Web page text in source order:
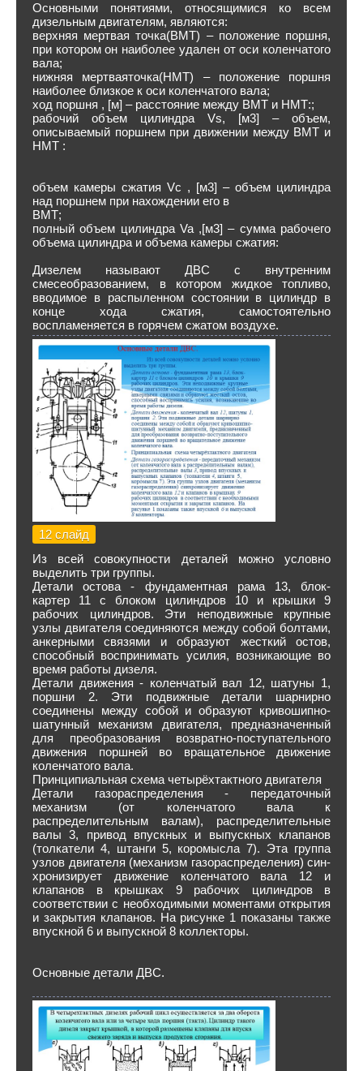
Основными понятиями, относящимися ко всем
дизельным двигателям, являются:
верхняя мертвая точка(ВМТ) – положение поршня,
при котором он наиболее удален от оси коленчатого
вала;
нижняя мертваяточка(НМТ) – положение поршня
наиболее близкое к оси коленчатого вала;
ход поршня , [м] – расстояние между ВМТ и НМТ:;
рабочий объем цилиндра Vs, [м3] – объем,
описываемый поршнем при движении между ВМТ и
НМТ :
объем камеры сжатия Vc , [м3] – объем цилиндра
над поршнем при нахождении его в
ВМТ;
полный объем цилиндра Va ,[м3] – сумма рабочего
объема цилиндра и объема камеры сжатия:
Дизелем называют ДВС с внутренним
смесеобразованием, в котором жидкое топливо,
вводимое в распыленном состоянии в цилиндр в
конце хода сжатия, самостоятельно
воспламеняется в горячем сжатом воздухе.
12 слайд
Из всей со­вокупности деталей можно ус­ловно
выделить три группы.
Детали остова - фунда­ментная рама 13, блок-
картер 11 с блоком цилиндров 10 и крышки 9
рабочих ци­линдров. Эти неподвижные крупные
узлы двигателя соеди­няются между собой болтами,
анкерными связями и образуют жесткий остов,
способный вос­принимать усилия, возникаю­щие во
время работы дизеля.
Детали движения - колен­чатый вал 12, шатуны 1,
поршни 2. Эти подвижные детали шарнирно
соединены между собой и образуют кривошипно-
шатунный ме­ханизм двигателя, предназначенный
для преобразования воз­вратно-поступательного
движения поршней во вращательное движение
коленчатого вала.
Принципиальная схема четырёхтактного двигателя
Детали газораспределения - передаточный
механизм (от ко­ленчатого вала к
распределительным валам), распределитель­ные
валы 3, привод впускных и выпускных клапанов
(толкатели 4, штанги 5, коромысла 7). Эта группа
узлов двигателя (механизм газораспределения) син­
хронизирует движение коленчатого вала 12 и
клапанов в крыш­ках 9 рабочих цилиндров в
соответствии с необходимыми момен­тами открытия
и закрытия клапанов. На рисунке 1 показаны также
впускной 6 и выпускной 8 коллек­торы.
Основные детали ДВС.